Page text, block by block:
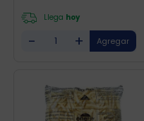
Llega hoy
- +